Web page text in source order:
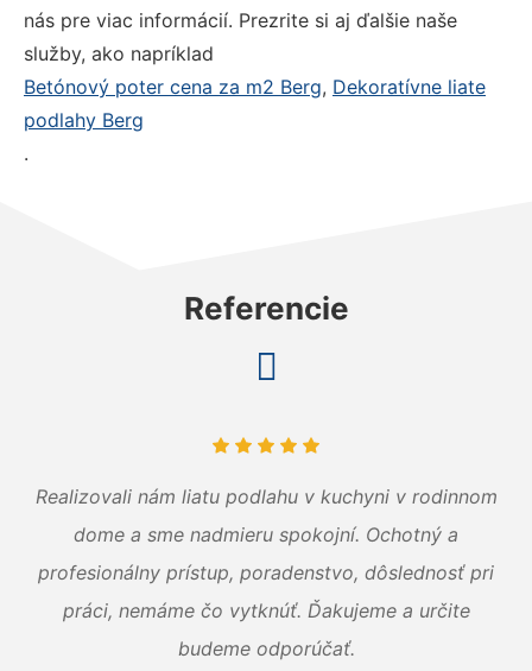
nás pre viac informácií. Prezrite si aj ďalšie naše
služby, ako napríklad
Betónový poter cena za m2 Berg, Dekoratívne liate
podlahy Berg
.
Referencie
Realizovali nám liatu podlahu v kuchyni v rodinnom
dome a sme nadmieru spokojní. Ochotný a
profesionálny prístup, poradenstvo, dôslednosť pri
práci, nemáme čo vytknúť. Ďakujeme a určite
budeme odporúčať.